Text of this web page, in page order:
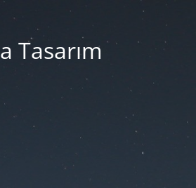
Tasarım